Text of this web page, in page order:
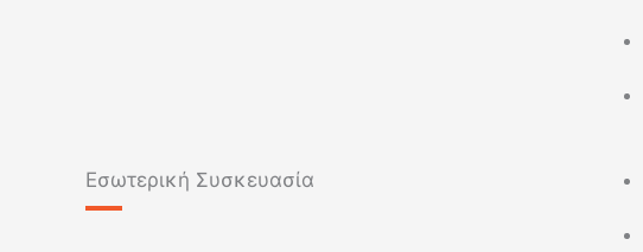
Εσωτερική Συσκευασία